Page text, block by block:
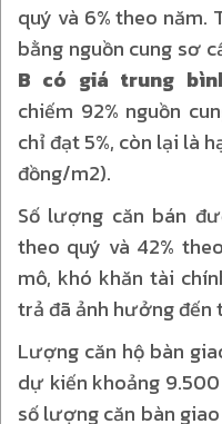
quý và 6% theo năm.
bằng nguồn cung sơ
B có giá trung
chiếm 92% nguồn
chỉ đạt 5%, còn lại là
đồng/m2).
Số lượng căn bán
theo quý và 42%
mô, khó khăn tài
trả đã ảnh hưởng
Lượng căn hộ bàn
dự kiến khoảng
số lượng căn bàn